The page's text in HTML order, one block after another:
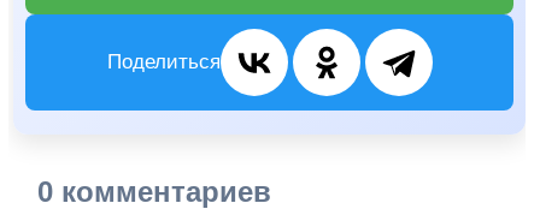
Поделиться
0 комментариев